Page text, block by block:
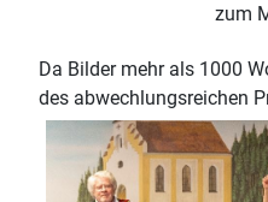
zum
Da Bilder mehr als 1000
des abwechlungsreichen